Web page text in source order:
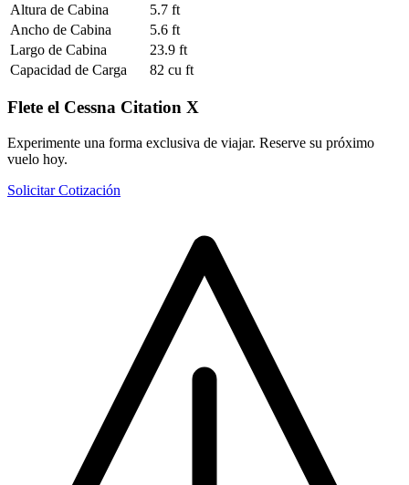
Altura de Cabina
5.7 ft
Ancho de Cabina
5.6 ft
Largo de Cabina
23.9 ft
Capacidad de Carga
82 cu ft
Flete el Cessna Citation X
Experimente una forma exclusiva de viajar. Reserve su próximo
vuelo hoy.
Solicitar Cotización